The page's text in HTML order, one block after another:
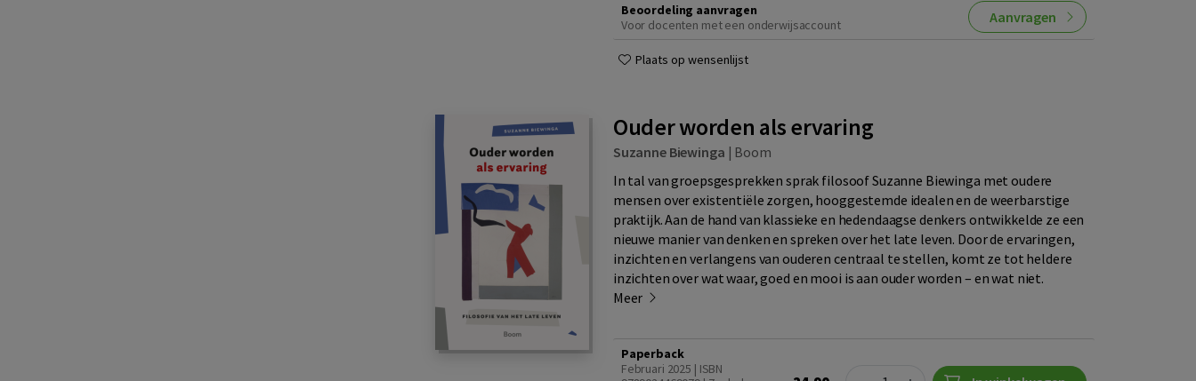
Beoordeling aanvragen
Voor docenten met een onderwijsaccount
Aanvragen
Plaats op wensenlijst
Ouder worden als ervaring
Suzanne Biewinga | Boom
In tal van groepsgesprekken sprak filosoof Suzanne Biewinga met oudere
mensen over existentiële zorgen, hooggestemde idealen en de weerbarstige
praktijk. Aan de hand van klassieke en hedendaagse denkers ontwikkelde ze een
nieuwe manier van denken en spreken over het late leven. Door de ervaringen,
inzichten en verlangens van ouderen centraal te stellen, komt ze tot heldere
inzichten over wat waar, goed en mooi is aan ouder worden – en wat niet.
Meer
Paperback
Februari 2025 | ISBN
Quantity